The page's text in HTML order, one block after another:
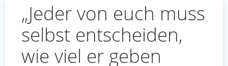
„Jeder von euch muss
selbst entscheiden,
wie viel er geben